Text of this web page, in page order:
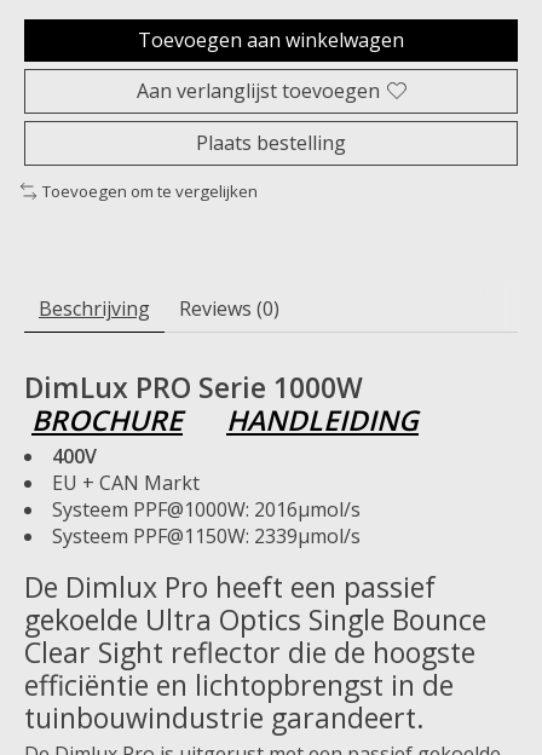
Toevoegen aan winkelwagen
Aan verlanglijst toevoegen
Plaats bestelling
Toevoegen om te vergelijken
Beschrijving Reviews (0)
DimLux PRO Serie 1000W
BROCHURE
HANDLEIDING
400V
EU + CAN Markt
Systeem PPF@1000W: 2016μmol/s
Systeem PPF@1150W: 2339μmol/s
De Dimlux Pro heeft een passief
gekoelde Ultra Optics Single Bounce
Clear Sight reflector die de hoogste
efficiëntie en lichtopbrengst in de
tuinbouwindustrie garandeert.